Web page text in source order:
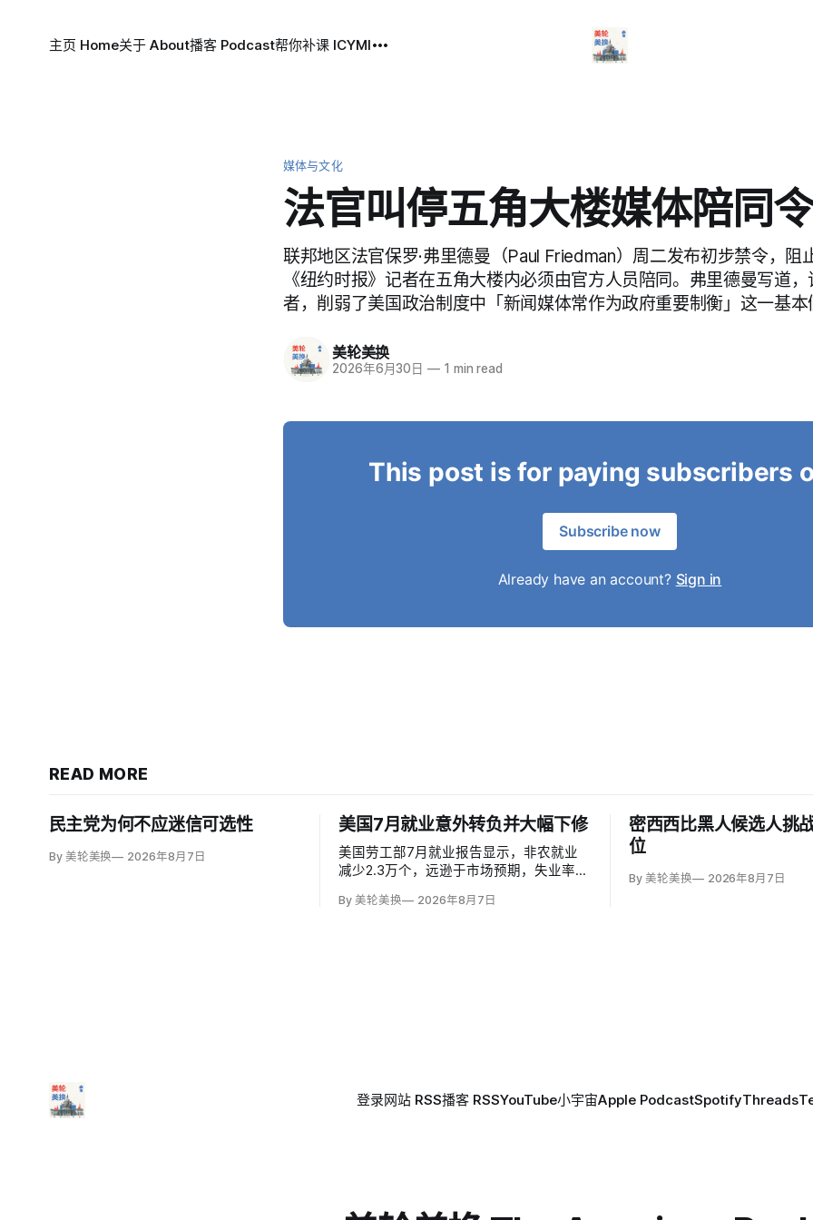
主页 Home关于 About播客 Podcast帮你补课 ICYMI
媒体与文化
法官叫停五角大楼媒体陪同令
联邦地区法官保罗·弗里德曼（Paul Friedman）周二发布初步禁令，阻
《纽约时报》记者在五角大楼内必须由官方人员陪同。弗里德曼写道
者，削弱了美国政治制度中「新闻媒体常作为政府重要制衡」这一基本
美轮美换
2026年6月30日 — 1 min read
This post is for paying subscribers
Subscribe now
Already have an account? Sign in
READ MORE
民主党为何不应迷信可选性
By 美轮美换 2026年8月7日
美国7月就业意外转负并大幅下修
美国劳工部7月就业报告显示，非农就业
减少2.3万个，远逊于市场预期，失业率却
动力市场。劳动参与率降至61.4%，为五
By 美轮美换 2026年8月7日
密西西比黑人候选人挑
位
By 美轮美换 2026年8月7日
登录网站 RSS播客 RSSYouTube小宇宙Apple PodcastSpotifyThreads